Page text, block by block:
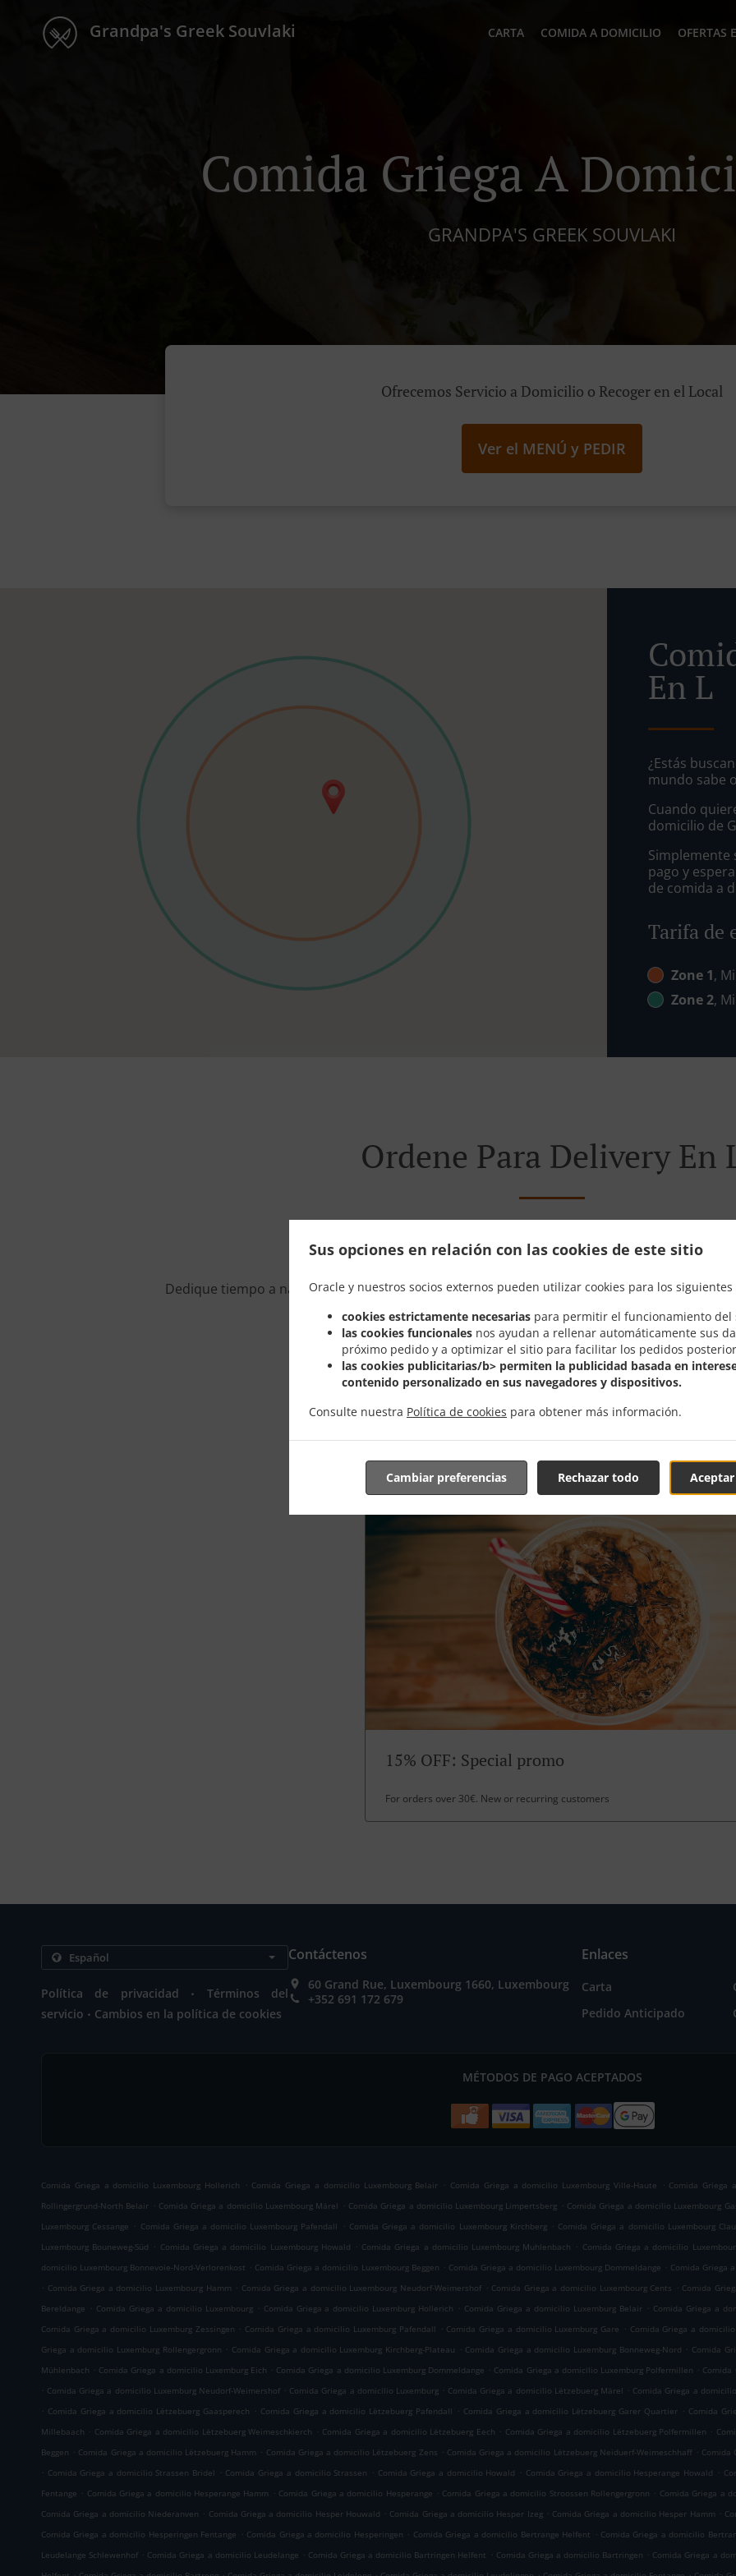
Sus opciones en relación con las cookies de este sitio
Oracle y nuestros socios externos pueden utilizar cookies para los siguientes
cookies estrictamente necesarias para permitir el funcionamiento del
las cookies funcionales nos ayudan a rellenar automáticamente sus
próximo pedido y a optimizar el sitio para facilitar los pedidos
las cookies publicitarias/b> permiten la publicidad basada en
contenido personalizado en sus navegadores y dispositivos.
Consulte nuestra Política de cookies para obtener más información.
Rechazar todo
Cambiar preferencias
Grandpa's Greek Souvlaki CARTA COMIDA A DOMICILIO OFERTAS
Comida Griega A
GRANDPA'S GREEK SOUVLAKI
Ofrecemos Servicio a Domicilio o Recoger en el Local
Ver el MENÚ y PEDIR
En L
¿Estás
mundo sabe
Cuando
domicilio de
Simplemente
pago y
de comida a
Tarifa de
Zone 1,
Zone 2,
Ordene Para Delivery En
Sí, estamos ubicados cerca de L y estamos encantados de recibir su
Dedique tiempo a navegar por nuestra carta interactiva en línea y realice el pedido cuando
Ofertas Especiales
15% OFF: Special promo
For orders over 30€. New or recurring customers
Política de privacidad .
Términos del
servicio . Cambios en la política de cookies
Contáctenos
60 Grand Rue, Luxembourg 1660, Luxembourg
+352 691 172 679
Enlaces
Carta
Pedido Anticipado
MÉTODOS DE PAGO ACEPTADOS
Comida Griega a domicilio Luxembourg Hollerich . Comida Griega a domicilio Luxembourg Belair . Comida Griega a domicilio Luxembourg Ville-Haute . Comida Griega
Rollingergrund-North Belair . Comida Griega a domicilio Luxembourg Märel . Comida Griega a domicilio Luxembourg Limpertsberg . Comida Griega a domicilio Luxembourg
Luxembourg Cessange . Comida Griega a domicilio Luxembourg Pafendall . Comida Griega a domicilio Luxembourg Kirchberg . Comida Griega a domicilio Luxembourg
Luxembourg Bouneweg-Süd . Comida Griega a domicilio Luxembourg Howald . Comida Griega a domicilio Luxembourg Muhlenbach . Comida Griega a domicilio
domicilio Luxembourg Bonnevoie-Nord-Verlorenkost . Comida Griega a domicilio Luxembourg Beggen . Comida Griega a domicilio Luxembourg Dommeldange . Comida Griega
. Comida Griega a domicilio Luxembourg Hamm . Comida Griega a domicilio Luxembourg Neudorf-Weimershof . Comida Griega a domicilio Luxembourg Cents . Comida
Bereldange . Comida Griega a domicilio Luxembourg . Comida Griega a domicilio Luxemburg Hollerich . Comida Griega a domicilio Luxemburg Belair . Comida Griega a
Comida Griega a domicilio Luxemburg Zessingen . Comida Griega a domicilio Luxemburg Pafendall . Comida Griega a domicilio Luxemburg Gare . Comida Griega a
Griega a domicilio Luxemburg Rollengergronn . Comida Griega a domicilio Luxemburg Kirchberg-Plateau . Comida Griega a domicilio Luxemburg Bonneweg-Nord . Comida
Mühlenbach . Comida Griega a domicilio Luxemburg Eich . Comida Griega a domicilio Luxemburg Dommeldange . Comida Griega a domicilio Luxemburg Polfermillen . Comida
. Comida Griega a domicilio Luxemburg Neudorf-Weimershof . Comida Griega a domicilio Luxemburg . Comida Griega a domicilio Lëtzebuerg Märel . Comida Griega a
. Comida Griega a domicilio Lëtzebuerg Gaasperech . Comida Griega a domicilio Lëtzebuerg Pafendall . Comida Griega a domicilio Lëtzebuerg Garer Quartier . Comida
Millebaach . Comida Griega a domicilio Lëtzebuerg Weimeschkierch . Comida Griega a domicilio Lëtzebuerg Eech . Comida Griega a domicilio Lëtzebuerg Polfermillen .
Beggen . Comida Griega a domicilio Lëtzebuerg Hamm . Comida Griega a domicilio Lëtzebuerg Zens . Comida Griega a domicilio Lëtzebuerg Neiduerf-Weimeschhaff . Comida
. Comida Griega a domicilio Strassen Bridel . Comida Griega a domicilio Strassen . Comida Griega a domicilio Howald . Comida Griega a domicilio Hesperange Howald .
Fentange . Comida Griega a domicilio Hesperange Hamm . Comida Griega a domicilio Hesperange . Comida Griega a domicilio Stroossen Rollengergronn . Comida Griega a
Comida Griega a domicilio Niederanven . Comida Griega a domicilio Hesper Houwald . Comida Griega a domicilio Hesper Izeg . Comida Griega a domicilio Hesper Hamm .
Comida Griega a domicilio Hesperingen Fentange . Comida Griega a domicilio Hesperingen . Comida Griega a domicilio Bertrange Helfent . Comida Griega a domicilio
Leudelange Schlewenhof . Comida Griega a domicilio Leudelange . Comida Griega a domicilio Bartringen Helfent . Comida Griega a domicilio Bartringen . Comida Griega a
. . . . .